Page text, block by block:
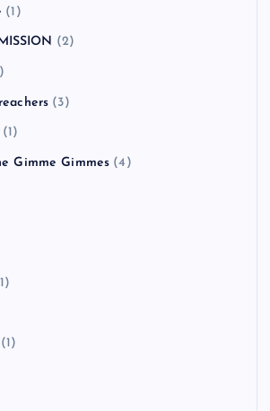
(1)
(2)
(3)
(1)
Gimme Gimmes (4)
(1)